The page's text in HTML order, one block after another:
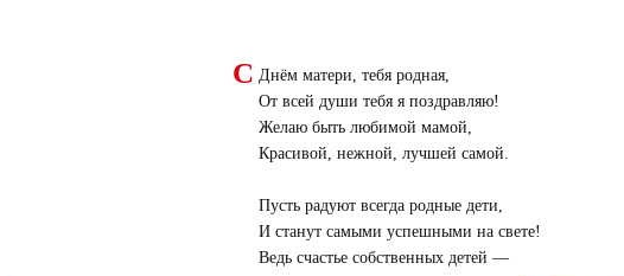
С Днём матери, тебя родная,
От всей души тебя я поздравляю!
Желаю быть любимой мамой,
Красивой, нежной, лучшей самой.
Пусть радуют всегда родные дети,
И станут самыми успешными на свете!
Ведь счастье собственных детей —